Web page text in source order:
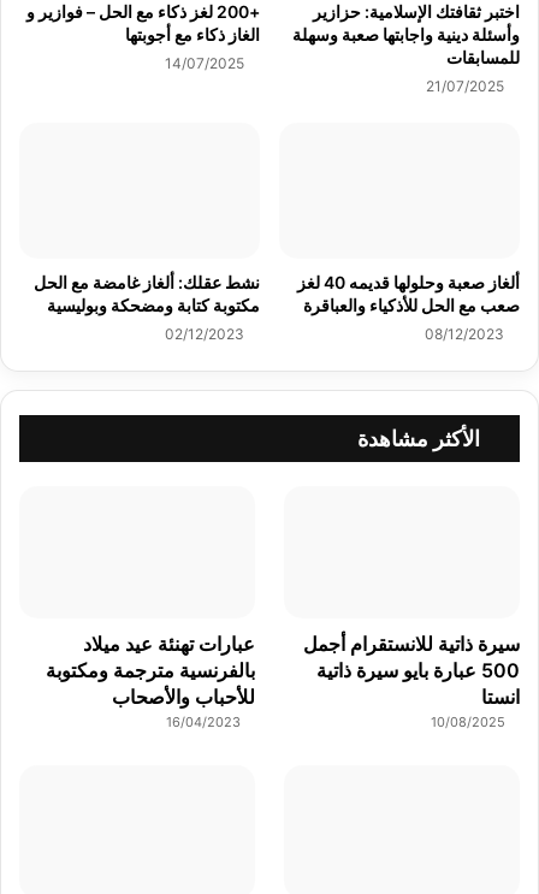
اختبر ثقافتك الإسلامية: حزازير
وأسئلة دينية واجابتها صعبة وسهلة
للمسابقات
21/07/2025
+200 لغز ذكاء مع الحل – فوازير و
الغاز ذكاء مع أجوبتها
14/07/2025
ألغاز صعبة وحلولها قديمه 40 لغز
صعب مع الحل للأذكياء والعباقرة
08/12/2023
نشط عقلك: ألغاز غامضة مع الحل
مكتوبة كتابة ومضحكة وبوليسية
02/12/2023
الأكثر مشاهدة
سيرة ذاتية للانستقرام أجمل
500 عبارة بايو سيرة ذاتية
انستا
10/08/2025
عبارات تهنئة عيد ميلاد
بالفرنسية مترجمة ومكتوبة
للأحباب والأصحاب
16/04/2023